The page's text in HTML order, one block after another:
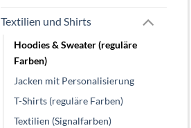
Textilien und Shirts
Hoodies & Sweater (reguläre
Farben)
Jacken mit Personalisierung
T-Shirts (reguläre Farben)
Textilien (Signalfarben)